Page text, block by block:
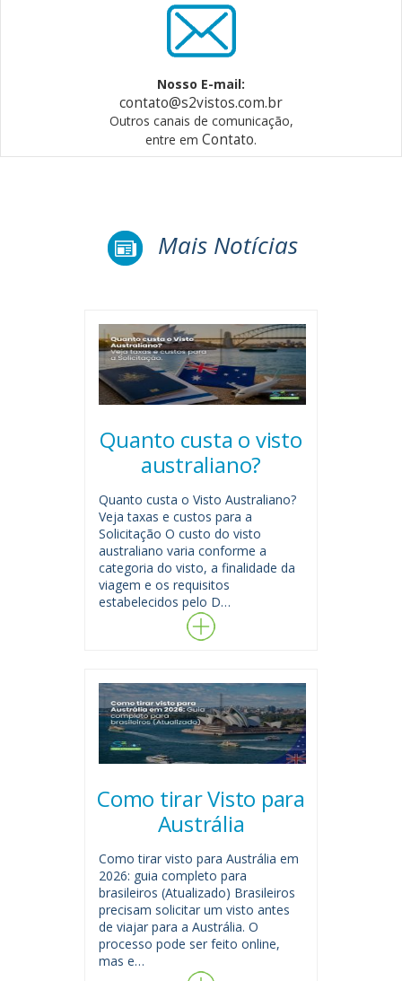
Nosso E-mail:
contato@s2vistos.com.br
Outros canais de comunicação,
entre em Contato.
Mais Notícias
Quanto custa o visto
australiano?
Quanto custa o Visto Australiano?
Veja taxas e custos para a
Solicitação O custo do visto
australiano varia conforme a
categoria do visto, a finalidade da
viagem e os requisitos
estabelecidos pelo D…
Como tirar Visto para
Austrália
Como tirar visto para Austrália em
2026: guia completo para
brasileiros (Atualizado) Brasileiros
precisam solicitar um visto antes
de viajar para a Austrália. O
processo pode ser feito online,
mas e…